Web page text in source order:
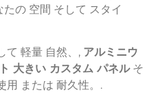
たの 空間 そして スタイ
て 軽量 自然、, アルミニウ
大きい カスタム パネル そ
用 または 耐久性。.